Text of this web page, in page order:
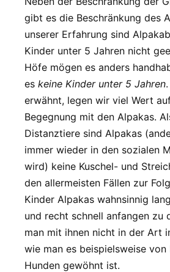
gibt es die Beschränkung des
unserer Erfahrung sind
Kinder unter 5 Jahren nicht
Höfe mögen es anders
es keine Kinder unter 5 Jahren
erwähnt, legen wir viel Wert
Begegnung mit den Alpakas.
Distanztiere sind Alpakas
immer wieder in den sozialen
wird) keine Kuschel- und
den allermeisten Fällen zur
Kinder Alpakas wahnsinnig
und recht schnell anfangen zu
man mit ihnen nicht in der Art
wie man es beispielsweise von
Hunden gewöhnt ist.